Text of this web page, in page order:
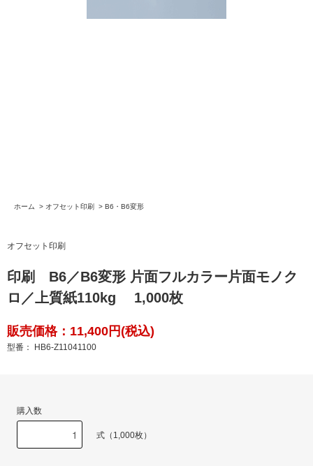
ホーム > オフセット印刷 > B6・B6変形
オフセット印刷
印刷 B6／B6変形 片面フルカラー片面モノク
ロ／上質紙110kg 1,000枚
販売価格：11,400円(税込)
型番： HB6-Z11041100
購入数
式（1,000枚）